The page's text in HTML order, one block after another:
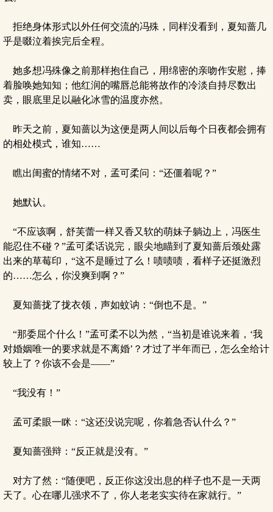
拒绝身体形式以外任何交流的冯殊，同样没看到，夏知蔷几
乎是啜泣着挨完后全程。
她多想冯殊像之前那样抱住自己，用绵密的亲吻作安慰，捧
着脸唤她知知；他红润的嘴唇总能将故作的冷淡自持尽数出
卖，眼底里足以融化冰雪的温度亦然。
昨天之前，夏知蔷以为这便是两人间以后每个日夜都会拥有
的相处模式，谁知……
瞧出闺蜜的情绪不对，孟可柔问：“还僵着呢？”
她默认。
“不应该啊，舒芙蕾一样又香又软的萌妹子躺边上，冯医生
能忍住不碰？”孟可柔话说完，眼尖地瞄到了夏知蔷后颈处露
出来的草莓印，“这不是睡过了么！啧啧啧，看样子还挺激烈
的……怎么，你没爽到啊？”
夏知蔷拢了拢衣领，声如蚊讷：“倒也不是。”
“那委屈个什么！”孟可柔不以为然，“当初是谁说来着，‘我
对婚姻唯一的要求就是不离婚’？才过了半年而已，怎么全给计
较上了？你该不会是——”
“我没有！”
孟可柔眼一眯：“这还没说完呢，你着急否认什么？”
夏知蔷强辩：“反正就是没有。”
对方了然：“随便吧，反正你这没出息的样子也不是一天两
天了。心在哪儿强求不了，你人老老实实待在家就行。”